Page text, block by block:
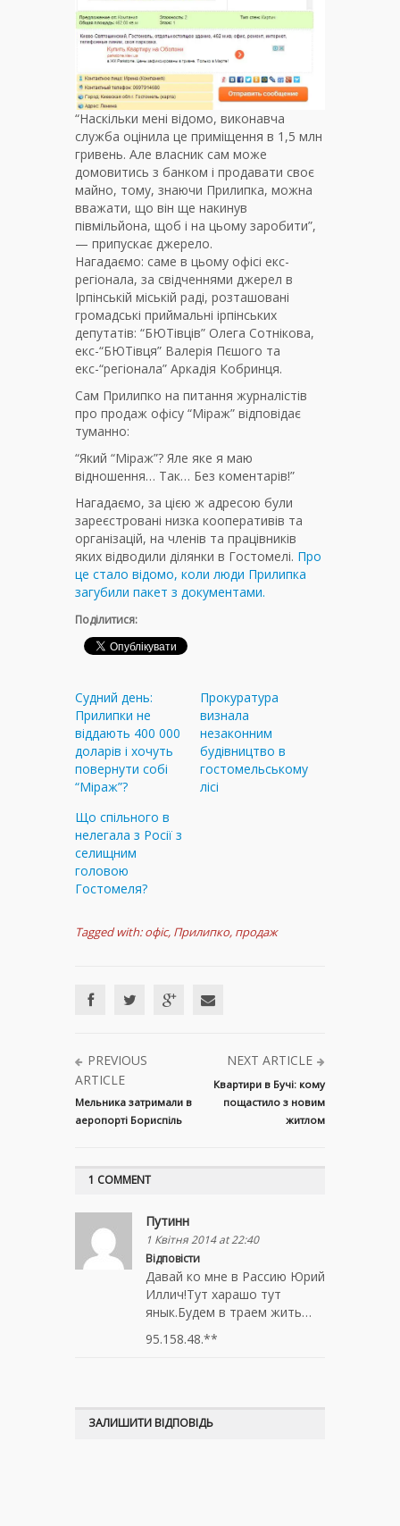
“Наскільки мені відомо, виконавча
служба оцінила це приміщення в 1,5 млн
гривень. Але власник сам може
домовитись з банком і продавати своє
майно, тому, знаючи Прилипка, можна
вважати, що він ще накинув
півмільйона, щоб і на цьому заробити”,
— припускає джерело.
Нагадаємо: саме в цьому офісі екс-
регіонала, за свідченнями джерел в
Ірпінській міській раді, розташовані
громадські приймальні ірпінських
депутатів: “БЮТівців” Олега Сотнікова,
екс-“БЮТівця” Валерія Пєшого та
екс-“регіонала” Аркадія Кобринця.
Сам Прилипко на питання журналістів
про продаж офісу “Міраж” відповідає
туманно:
“Який “Міраж”? Яле яке я маю
відношення… Так… Без коментарів!”
Нагадаємо, за цією ж адресою були
зареєстровані низка кооперативів та
організацій, на членів та працівників
яких відводили ділянки в Гостомелі. Про
це стало відомо, коли люди Прилипка
загубили пакет з документами.
Поділитися:
Судний день:
Прилипки не
віддають 400 000
доларів і хочуть
повернути собі
“Міраж”?
Прокуратура
визнала
незаконним
будівництво в
гостомельському
лісі
Що спільного в
нелегала з Росії з
селищним
головою
Гостомеля?
Tagged with: офіс, Прилипко, продаж
PREVIOUS
ARTICLE
Мельника затримали в
аеропорті Бориспіль
NEXT ARTICLE
Квартири в Бучі: кому
пощастило з новим
житлом
1 COMMENT
Путинн
1 Квітня 2014 at 22:40
Відповісти
Давай ко мне в Рассию Юрий
Иллич!Тут харашо тут
янык.Будем в траем жить…
95.158.48.**
ЗАЛИШИТИ ВІДПОВІДЬ